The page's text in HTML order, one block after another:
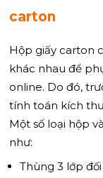
carton
Hộp giấy carton
khác nhau để
online. Do đó,
tính toán kích
Một số loại hộp
như:
Thùng 3 lớp